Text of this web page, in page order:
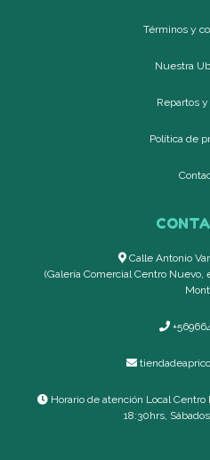
Términos y
Nuestra
Repartos
Política de
Calle Antonio
(Galería Comercial Centro Nuevo,
Horario de atención Local
18:30hrs,